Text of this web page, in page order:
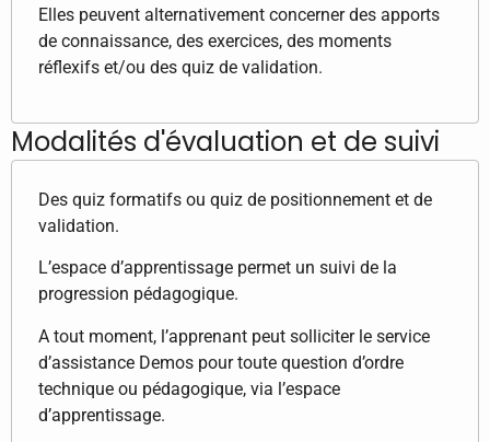
Elles peuvent alternativement concerner des apports
de connaissance, des exercices, des moments
réflexifs et/ou des quiz de validation.
Modalités d'évaluation et de suivi
Des quiz formatifs ou quiz de positionnement et de
validation.
L’espace d’apprentissage permet un suivi de la
progression pédagogique.
A tout moment, l’apprenant peut solliciter le service
d’assistance Demos pour toute question d’ordre
technique ou pédagogique, via l’espace
d’apprentissage.